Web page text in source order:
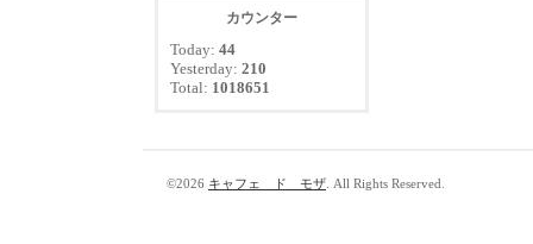
カウンター
Today: 44
Yesterday: 210
Total: 1018651
©2026 キャフェ ド モザ . All Rights Reserved.